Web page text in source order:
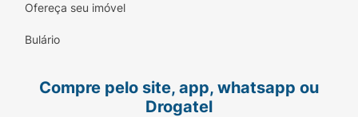
Ofereça seu imóvel
Bulário
Compre pelo site, app, whatsapp ou
Drogatel